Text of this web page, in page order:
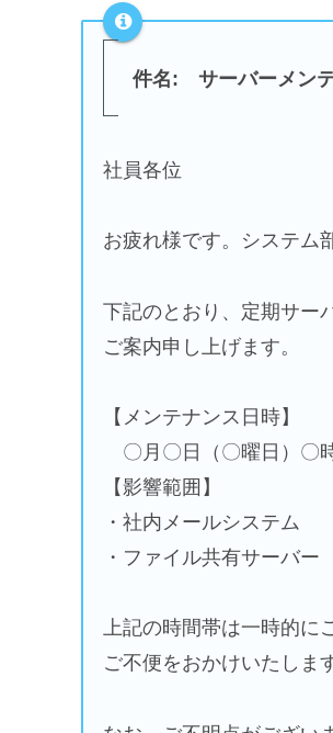
件名: サーバーメンテ
社員各位
お疲れ様です。システム
下記のとおり、定期サー
ご案内申し上げます。
【メンテナンス日時】
〇月〇日（〇曜日）〇
【影響範囲】
・社内メールシステム
・ファイル共有サーバー
上記の時間帯は一時的に
ご不便をおかけいたしま